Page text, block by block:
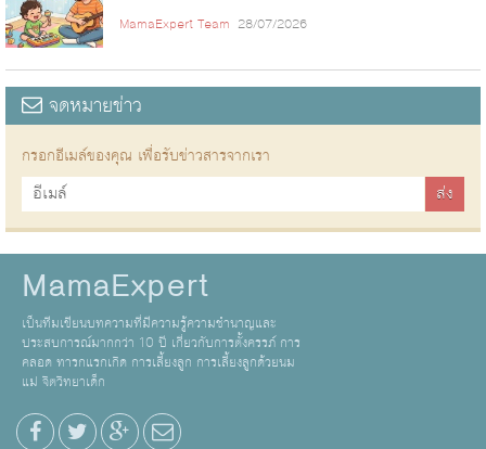
MamaExpert Team 28/07/2026
จดหมายข่าว
กรอกอีเมล์ของคุณ เพื่อรับข่าวสารจากเรา
MamaExpert
เป็นทีมเขียนบทความที่มีความรู้ความชำนาญและ
ประสบการณ์มากกว่า 10 ปี เกี่ยวกับการตั้งครรภ์ การ
คลอด ทารกแรกเกิด การเลี้ยงลูก การเลี้ยงลูกด้วยนม
แม่ จิตวิทยาเด็ก